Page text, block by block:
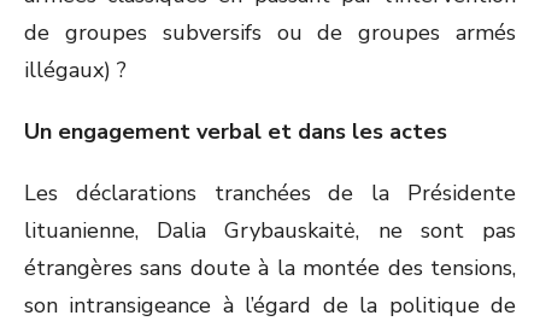
de groupes subversifs ou de groupes armés
illégaux) ?
Un engagement verbal et dans les actes
Les déclarations tranchées de la Présidente
lituanienne, Dalia Grybauskaitė, ne sont pas
étrangères sans doute à la montée des tensions,
son intransigeance à l’égard de la politique de